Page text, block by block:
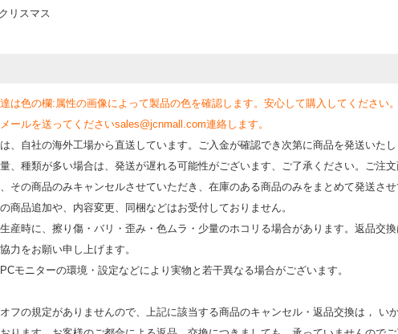
リスマス
は色の欄:属性の画像によって製品の色を確認します。安心して購入してください
ールを送ってくださいsales@jcnmall.com連絡します。
、自社の海外工場から直送しています。ご入金が確認でき次第に商品を発送いた
、種類が多い場合は、発送が遅れる可能性がございます、ご了承ください。ご注
その商品のみキャンセルさせていただき、在庫のある商品のみをまとめて発送さ
商品追加や、内容変更、同梱などはお受付しておりません。
産時に、擦り傷・バリ・歪み・色ムラ・少量のホコリる場合があります。返品交
⼒をお願い申し上げます。
モニターの環境・設定などにより実物と若⼲異なる場合がございます。
フの規定がありませんので、上記に該当する商品のキャンセル・返品交換は， い